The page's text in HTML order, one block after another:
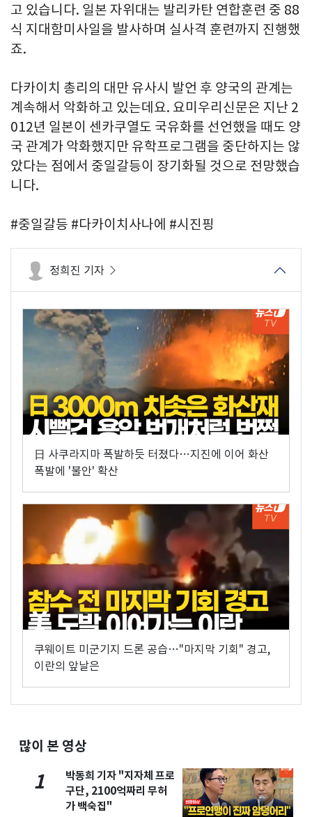
고 있습니다. 일본 자위대는 발리카탄 연합훈련 중 88
식 지대함미사일을 발사하며 실사격 훈련까지 진행했
죠.
다카이치 총리의 대만 유사시 발언 후 양국의 관계는
계속해서 악화하고 있는데요. 요미우리신문은 지난 2
012년 일본이 센카쿠열도 국유화를 선언했을 때도 양
국 관계가 악화했지만 유학프로그램을 중단하지는 않
았다는 점에서 중일갈등이 장기화될 것으로 전망했습
니다.
#중일갈등 #다카이치사나에 #시진핑
정희진 기자
日 사쿠라지마 폭발하듯 터졌다…지진에 이어 화산
폭발에 '불안' 확산
쿠웨이트 미군기지 드론 공습…"마지막 기회" 경고,
이란의 앞날은
많이 본 영상
1
박동희 기자 "지자체 프로
구단, 2100억짜리 무허
가 백숙집"